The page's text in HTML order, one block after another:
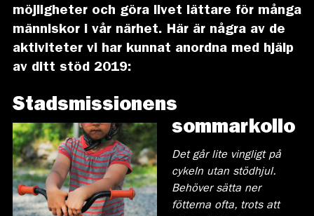
möjligheter och göra livet lättare för många
människor i vår närhet. Här är några av de
aktiviteter vi har kunnat anordna med hjälp
av ditt stöd 2019:
Stadsmissionens
sommarkollo
Det går lite vingligt på
cykeln utan stödhjul.
Behöver sätta ner
fötterna ofta, trots att